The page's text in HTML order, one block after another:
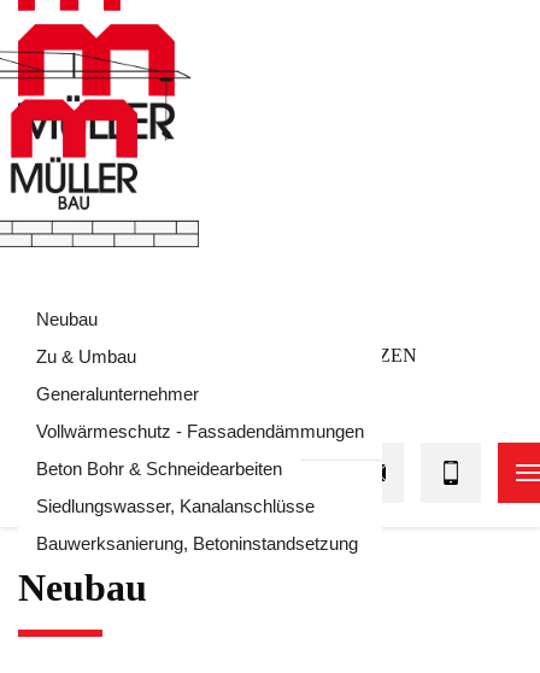
HOME
TÄTIGKEITSBEREICHE
Neubau
Zu & Umbau
Generalunternehmer
Vollwärmeschutz - Fassadendämmungen
Beton Bohr & Schneidearbeiten
Siedlungswasser, Kanalanschlüsse
Bauwerksanierung, Betoninstandsetzung
REFERENZEN
ANFRAGE
KONTAKT
Neubau